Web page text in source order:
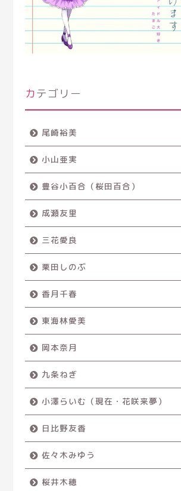
カテゴリー
尾崎裕美
小山亜実
豊谷小百合（桜田百合）
成瀬友里
三花愛良
栗田しのぶ
香月千春
東海林愛美
岡本奈月
九条ねぎ
小澤らいむ（現在・花咲来夢）
日比野友香
佐々木みゆう
桜井木穂